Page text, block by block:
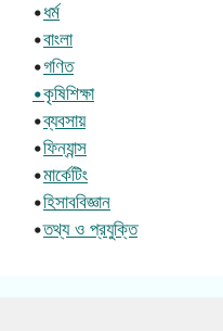
•ধর্ম
•বাংলা
•গণিত
•কৃষিশিক্ষা
•ব্যবসায়
•ফিন্যান্স
•মার্কেটিং
•হিসাববিজ্ঞান
•তথ্য ও প্রযুক্তি